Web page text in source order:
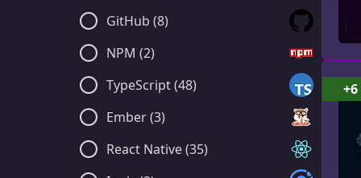
GitHub (8)
NPM (2)
TypeScript (48)
Ember (3)
React Native (35)
+6